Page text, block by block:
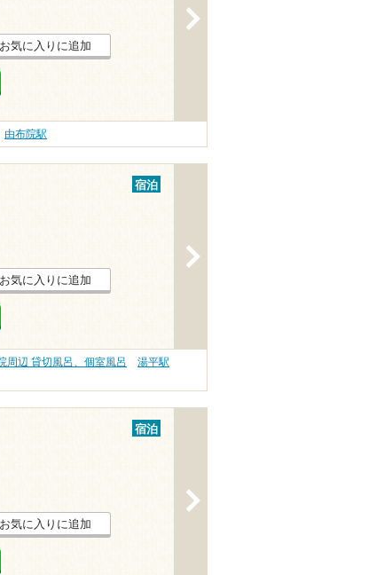
お気に入りに追加
由布院駅
宿泊
お気に入りに追加
周辺 貸切風呂、個室風呂
湯平駅
宿泊
お気に入りに追加